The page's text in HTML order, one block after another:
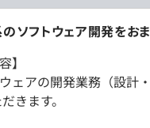
ソフトウェア開発をお
】
ェアの開発業務（設計
きます。